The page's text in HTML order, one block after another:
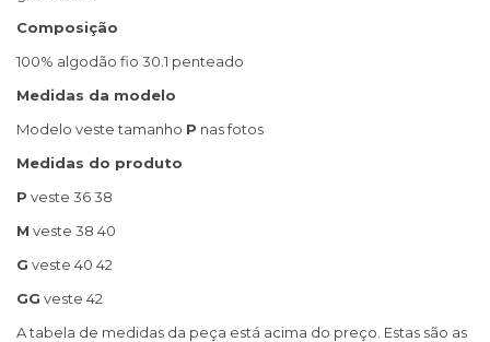
Composição
100% algodão fio 30.1 penteado
Medidas da modelo
Modelo veste tamanho P nas fotos
Medidas do produto
P veste 36 38
M veste 38 40
G veste 40 42
GG veste 42
A tabela de medidas da peça está acima do preço. Estas são as